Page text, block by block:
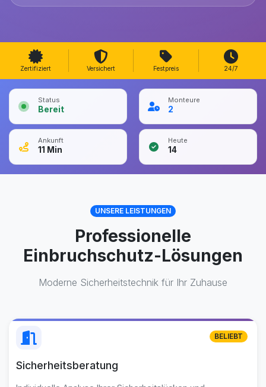
Zertifiziert Versichert Festpreis 24/7
Status
Bereit
Monteure
2
Ankunft
11 Min
Heute
14
UNSERE LEISTUNGEN
Professionelle
Einbruchschutz-Lösungen
Moderne Sicherheitstechnik für Ihr Zuhause
Sicherheitsberatung
BELIEBT